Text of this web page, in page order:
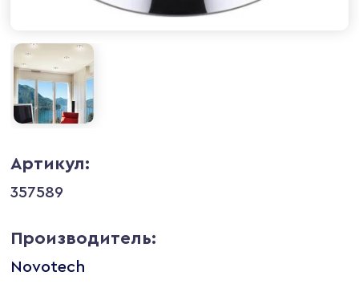
Артикул:
357589
Производитель:
Novotech